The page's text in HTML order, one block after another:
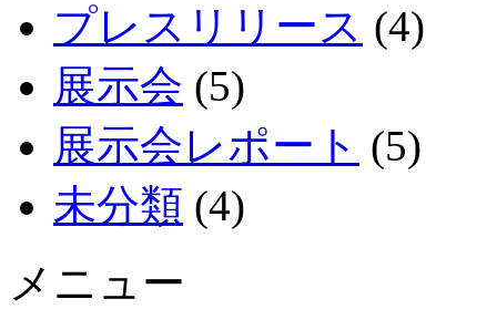
プレスリリース (4)
展示会 (5)
展示会レポート (5)
未分類 (4)
メニュー